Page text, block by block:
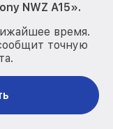
NWZ A15».
время.
точную